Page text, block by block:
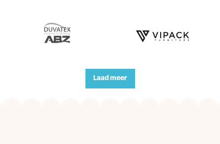
Laad meer